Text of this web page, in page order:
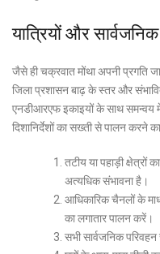
यात्रियों और
जैसे ही चक्रवात मोंथा अपनी प्रगति
जिला प्रशासन बाढ़ के स्तर और
एनडीआरएफ इकाइयों के साथ समन्वय
दिशानिर्देशों का सख्ती से पालन करने
तटीय या पहाड़ी
अत्यधिक संभावना है।
आधिकारिक चैनलों के
का लगातार पालन करें।
सभी सार्वजनिक